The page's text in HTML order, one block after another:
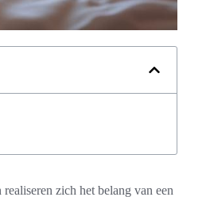
zich het belang van een